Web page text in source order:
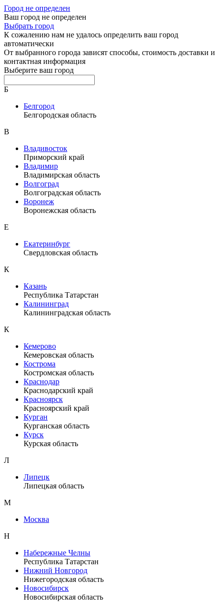
Город не определен
Ваш город не определен
Выбрать город
К сожалению нам не удалось определить ваш город
автоматически
От выбранного города зависят способы, стоимость доставки и
контактная информация
Выберите ваш город
Б
Белгород
Белгородская область
В
Владивосток
Приморский край
Владимир
Владимирская область
Волгоград
Волгоградская область
Воронеж
Воронежская область
Е
Екатеринбург
Свердловская область
К
Казань
Республика Татарстан
Калининград
Калининградская область
К
Кемерово
Кемеровская область
Кострома
Костромская область
Краснодар
Краснодарский край
Красноярск
Красноярский край
Курган
Курганская область
Курск
Курская область
Л
Липецк
Липецкая область
М
Москва
Н
Набережные Челны
Республика Татарстан
Нижний Новгород
Нижегородская область
Новосибирск
Новосибирская область